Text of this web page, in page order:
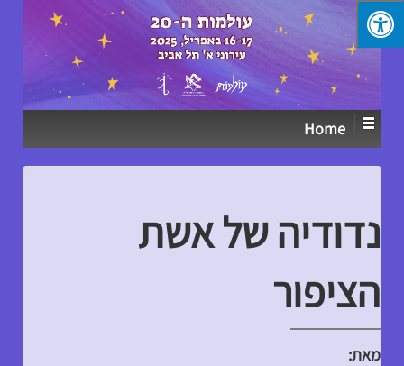
↓
SKIP
TO
CONTENT
Home
נדודיה של אשת
הציפור
מאת: